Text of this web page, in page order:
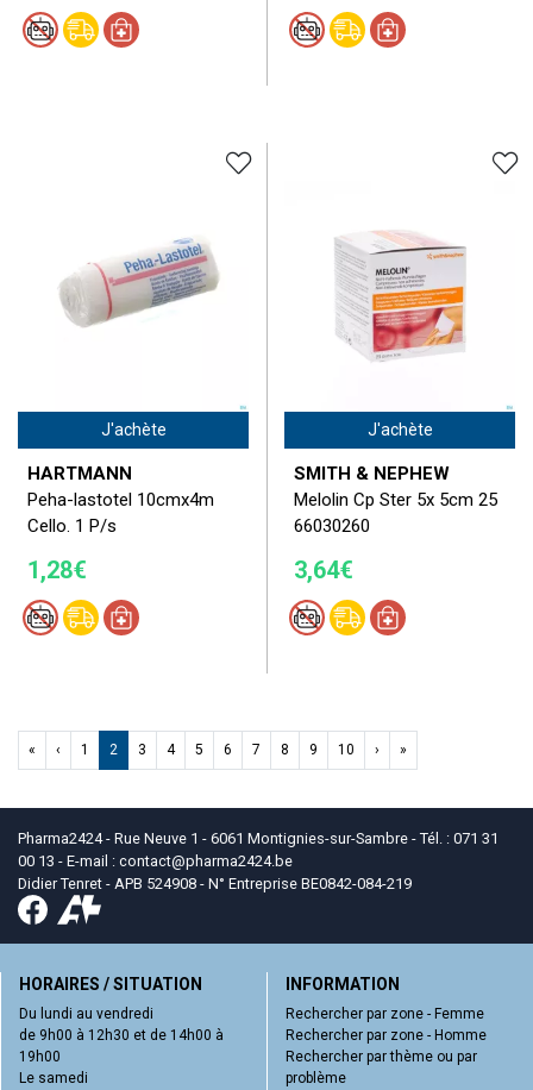
J'achète
HARTMANN
Peha-lastotel 10cmx4m
Cello. 1 P/s
1,28€
J'achète
SMITH & NEPHEW
Melolin Cp Ster 5x 5cm 25
66030260
3,64€
« ‹ 1 2 3 4 5 6 7 8 9 10 › »
Pharma2424 - Rue Neuve 1 - 6061 Montignies-sur-Sambre - Tél. : 071 31
00 13 - E-mail : contact@pharma2424.be
Didier Tenret - APB 524908 - N° Entreprise BE0842-084-219
HORAIRES / SITUATION
Du lundi au vendredi
de 9h00 à 12h30 et de 14h00 à
19h00
Le samedi
INFORMATION
Rechercher par zone - Femme
Rechercher par zone - Homme
Rechercher par thème ou par
problème